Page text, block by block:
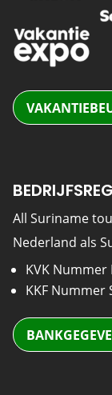
All Suriname
Nederland als
KVK Nummer
KKF Nummer